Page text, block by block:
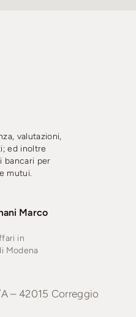
valutazioni,
ed inoltre
bancari per
mutui.
Marco
in
Modena
– 42015 Correggio